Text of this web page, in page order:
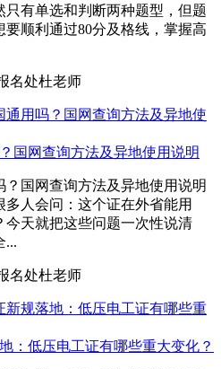
只有单选和判断两种题型，但题
要顺利通过80分及格线，掌握高
名处杜老师
国网查询方法及异地使用说明
国网查询方法及异地使用说明
人会问：这个证在外省能用
今天就把这些问题一次性说清
...
名处杜老师
：低压电工证有哪些重大变化？